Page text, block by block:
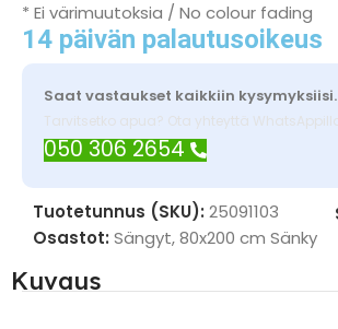
* Ei värimuutoksia / No colour fading
14 päivän palautusoikeus
Saat vastaukset kaikkiin kysymyksiisi.
Tarvitsetko apua? Ota yhteyttä
050 306 2654
Tuotetunnus (SKU): 25091103
Osastot: Sängyt,80x200 cm Sänky
Kuvaus